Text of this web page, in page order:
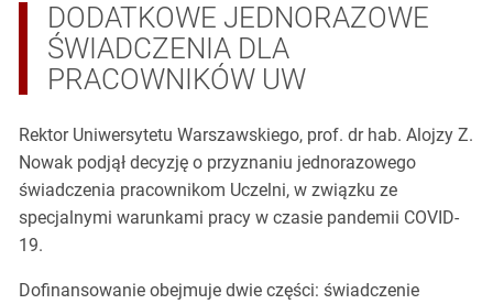
DODATKOWE JEDNORAZOWE
ŚWIADCZENIA DLA
PRACOWNIKÓW UW
Rektor Uniwersytetu Warszawskiego, prof. dr hab. Alojzy Z.
Nowak podjął decyzję o przyznaniu jednorazowego
świadczenia pracownikom Uczelni, w związku ze
specjalnymi warunkami pracy w czasie pandemii COVID-
19.
Dofinansowanie obejmuje dwie części: świadczenie